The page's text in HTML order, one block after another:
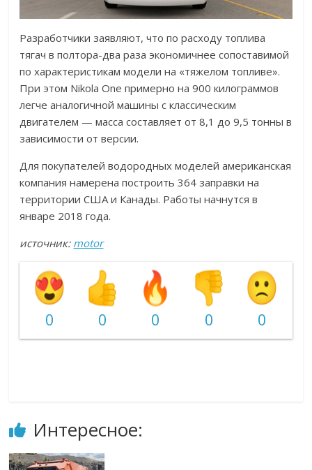
Разработчики заявляют, что по расходу топлива
тягач в полтора-два раза экономичнее сопоставимой
по характеристикам модели на «тяжелом топливе».
При этом Nikola One примерно на 900 килограммов
легче аналогичной машины с классическим
двигателем — масса составляет от 8,1 до 9,5 тонны в
зависимости от версии.
Для покупателей водородных моделей американская
компания намерена построить 364 заправки на
территории США и Канады. Работы начнутся в
январе 2018 года.
источник: motor
0 0 0 0 0
Интересное: